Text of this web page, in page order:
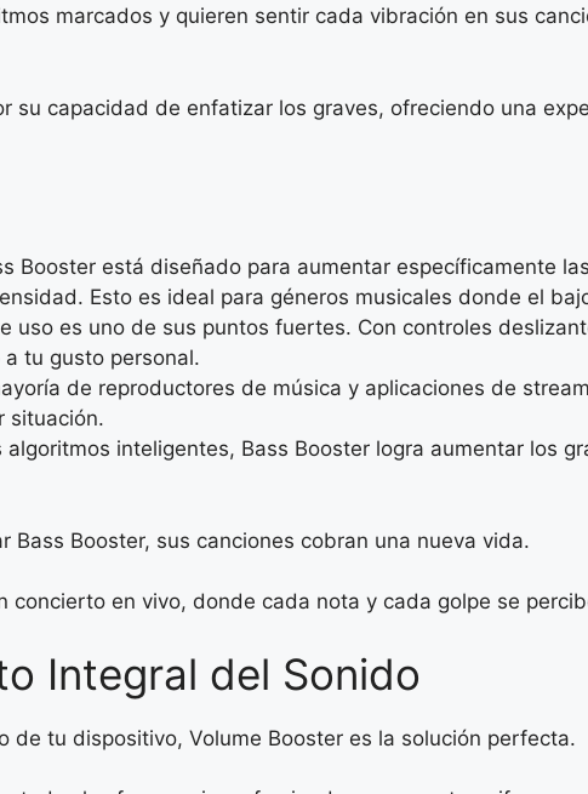
marcados y quieren sentir cada vibración en sus
su capacidad de enfatizar los graves, ofreciendo una
Booster está diseñado para aumentar específicamente
Esto es ideal para géneros musicales donde el
uso es uno de sus puntos fuertes. Con controles
tu gusto personal.
de reproductores de música y aplicaciones de
situación.
algoritmos inteligentes, Bass Booster logra aumentar los
Booster, sus canciones cobran una nueva vida.
concierto en vivo, donde cada nota y cada golpe se
Integral del Sonido
de tu dispositivo, Volume Booster es la solución perfecta.